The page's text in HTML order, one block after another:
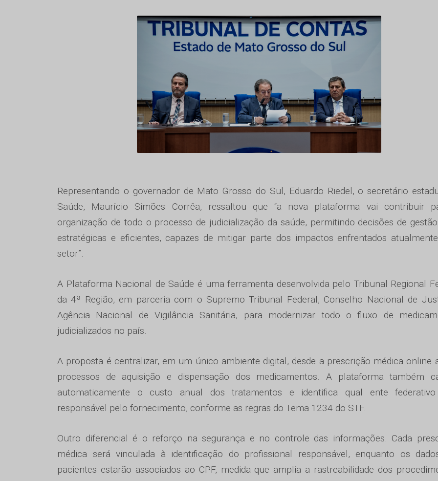
Representando o governador de Mato Grosso do Sul, Eduardo Riedel, o secretário
Saúde, Maurício Simões Corrêa, ressaltou que “a nova plataforma vai contribuir
organização de todo o processo de judicialização da saúde, permitindo decisões de
estratégicas e eficientes, capazes de mitigar parte dos impactos enfrentados
setor”.
A Plataforma Nacional de Saúde é uma ferramenta desenvolvida pelo Tribunal Regional
da 4ª Região, em parceria com o Supremo Tribunal Federal, Conselho Nacional de
Agência Nacional de Vigilância Sanitária, para modernizar todo o fluxo de
judicializados no país.
A proposta é centralizar, em um único ambiente digital, desde a prescrição médica online
processos de aquisição e dispensação dos medicamentos. A plataforma também
automaticamente o custo anual dos tratamentos e identifica qual ente
responsável pelo fornecimento, conforme as regras do Tema 1234 do STF.
Outro diferencial é o reforço na segurança e no controle das informações. Cada
médica será vinculada à identificação do profissional responsável, enquanto os
pacientes estarão associados ao CPF, medida que amplia a rastreabilidade dos